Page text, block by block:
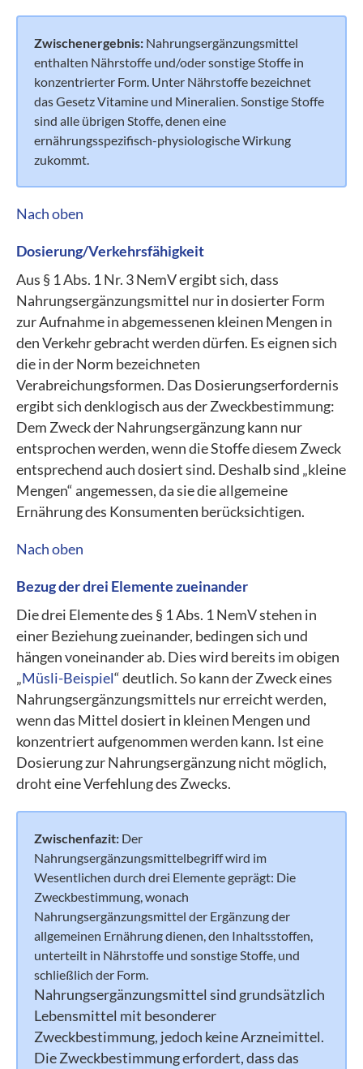
Zwischenergebnis: Nahrungsergänzungsmittel
enthalten Nährstoffe und/oder sonstige Stoffe in
konzentrierter Form. Unter Nährstoffe bezeichnet
das Gesetz Vitamine und Mineralien. Sonstige Stoffe
sind alle übrigen Stoffe, denen eine
ernährungsspezifisch-physiologische Wirkung
zukommt.
Nach oben
Dosierung/Verkehrsfähigkeit
Aus § 1 Abs. 1 Nr. 3 NemV ergibt sich, dass
Nahrungsergänzungsmittel nur in dosierter Form
zur Aufnahme in abgemessenen kleinen Mengen in
den Verkehr gebracht werden dürfen. Es eignen sich
die in der Norm bezeichneten
Verabreichungsformen. Das Dosierungserfordernis
ergibt sich denklogisch aus der Zweckbestimmung:
Dem Zweck der Nahrungsergänzung kann nur
entsprochen werden, wenn die Stoffe diesem Zweck
entsprechend auch dosiert sind. Deshalb sind „kleine
Mengen“ angemessen, da sie die allgemeine
Ernährung des Konsumenten berücksichtigen.
Nach oben
Bezug der drei Elemente zueinander
Die drei Elemente des § 1 Abs. 1 NemV stehen in
einer Beziehung zueinander, bedingen sich und
hängen voneinander ab. Dies wird bereits im obigen
„Müsli-Beispiel“ deutlich. So kann der Zweck eines
Nahrungsergänzungsmittels nur erreicht werden,
wenn das Mittel dosiert in kleinen Mengen und
konzentriert aufgenommen werden kann. Ist eine
Dosierung zur Nahrungsergänzung nicht möglich,
droht eine Verfehlung des Zwecks.
Zwischenfazit: Der
Nahrungsergänzungsmittelbegriff wird im
Wesentlichen durch drei Elemente geprägt: Die
Zweckbestimmung, wonach
Nahrungsergänzungsmittel der Ergänzung der
allgemeinen Ernährung dienen, den Inhaltsstoffen,
unterteilt in Nährstoffe und sonstige Stoffe, und
schließlich der Form.
Nahrungsergänzungsmittel sind grundsätzlich
Lebensmittel mit besonderer
Zweckbestimmung, jedoch keine Arzneimittel.
Die Zweckbestimmung erfordert, dass das